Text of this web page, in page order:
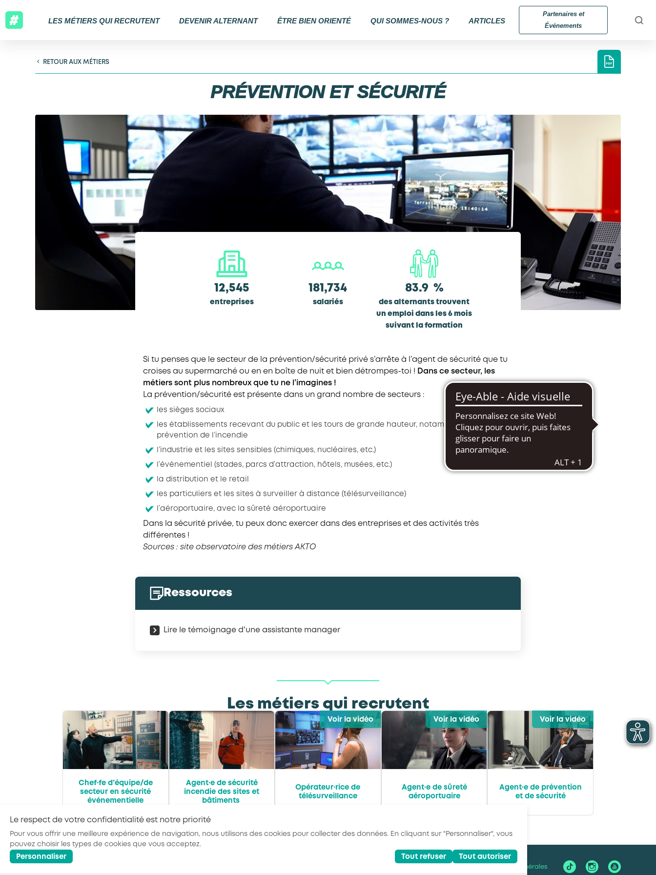
LES MÉTIERS QUI RECRUTENT DEVENIR ALTERNANT ÊTRE BIEN ORIENTÉ QUI SOMMES-NOUS ? ARTICLES
Partenaires et
Événements
RETOUR AUX MÉTIERS
PRÉVENTION ET SÉCURITÉ
12,545
entreprises
181,734
salariés
83.9 %
des alternants trouvent
un emploi dans les 6 mois
suivant la formation
Si tu penses que le secteur de la prévention/sécurité privé s’arrête à l’agent de sécurité que tu
croises au supermarché ou en en boîte de nuit et bien détrompes-toi ! Dans ce secteur, les
métiers sont plus nombreux que tu ne l’imagines !
La prévention/sécurité est présente dans un grand nombre de secteurs :
les sièges sociaux
les établissements recevant du public et les tours de grande hauteur, notamment pour la
prévention de l’incendie
l’industrie et les sites sensibles (chimiques, nucléaires, etc.)
l’événementiel (stades, parcs d’attraction, hôtels, musées, etc.)
la distribution et le retail
les particuliers et les sites à surveiller à distance (télésurveillance)
l’aéroportuaire, avec la sûreté aéroportuaire
Dans la sécurité privée, tu peux donc exercer dans des entreprises et des activités très
différentes !
Sources : site observatoire des métiers AKTO
Ressources
Lire le témoignage d'une assistante manager
Les métiers qui recrutent
Chef·fe d’équipe/de
secteur en sécurité
événementielle
Agent·e de sécurité
incendie des sites et
bâtiments
Opérateur·rice de
télésurveillance
Voir la vidéo
Agent·e de sûreté
aéroportuaire
Voir la vidéo
Agent·e de prévention
et de sécurité
Voir la vidéo
Conditions générales
Le respect de votre confidentialité est notre priorité
Pour vous offrir une meilleure expérience de navigation, nous utilisons des cookies pour collecter des données. En cliquant sur "Personnaliser", vous
pouvez choisir les types de cookies que vous acceptez.
Tout autoriser
Tout refuser
Personnaliser